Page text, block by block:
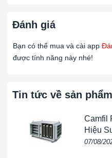
nhiều hệ thống
Phòng sạch: dược
sơn phủ
Hệ thống HVAC : AHU,
Đánh giá
Bạn có thể mua và cài app
được tính năng này nhé!
Tin tức về sản phẩm
Camfil
Hiệu
Phòng
07/08/